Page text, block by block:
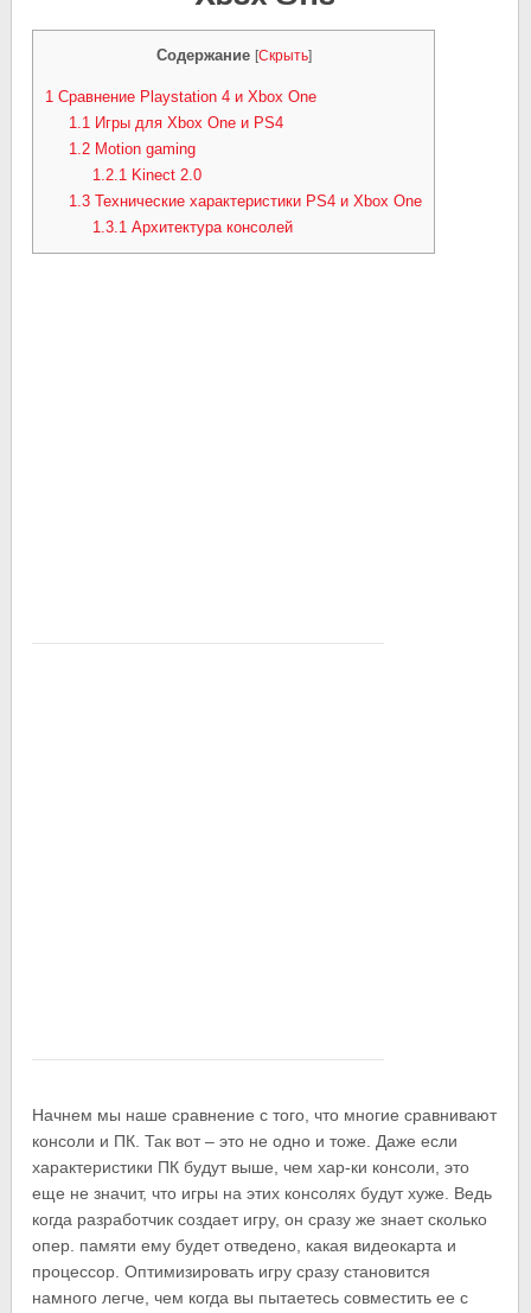
Содержание [Скрыть]
1 Сравнение Playstation 4 и Xbox One
1.1Игры для Xbox One и PS4
1.2Motion gaming
1.2.1Kinect 2.0
1.3Технические характеристики PS4 и Xbox One
1.3.1Архитектура консолей
Начнем мы наше сравнение с того, что многие сравнивают
консоли и ПК. Так вот – это не одно и тоже. Даже если
характеристики ПК будут выше, чем хар-ки консоли, это
еще не значит, что игры на этих консолях будут хуже. Ведь
когда разработчик создает игру, он сразу же знает сколько
опер. памяти ему будет отведено, какая видеокарта и
процессор. Оптимизировать игру сразу становится
намного легче, чем когда вы пытаетесь совместить ее с